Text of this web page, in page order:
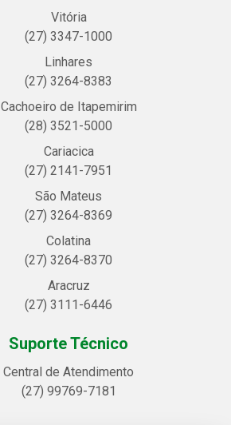
Vitória
(27) 3347-1000
Linhares
(27) 3264-8383
Cachoeiro de Itapemirim
(28) 3521-5000
Cariacica
(27) 2141-7951
São Mateus
(27) 3264-8369
Colatina
(27) 3264-8370
Aracruz
(27) 3111-6446
Suporte Técnico
Central de Atendimento
(27) 99769-7181